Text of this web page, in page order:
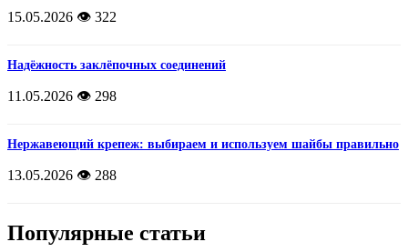
15.05.2026 👁️ 322
Надёжность заклёпочных соединений
11.05.2026 👁️ 298
Нержавеющий крепеж: выбираем и используем шайбы правильно
13.05.2026 👁️ 288
Популярные статьи